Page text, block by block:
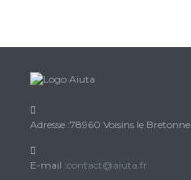
Adresse :78960 Voisins le
E-mail :contact@aiuta.fr